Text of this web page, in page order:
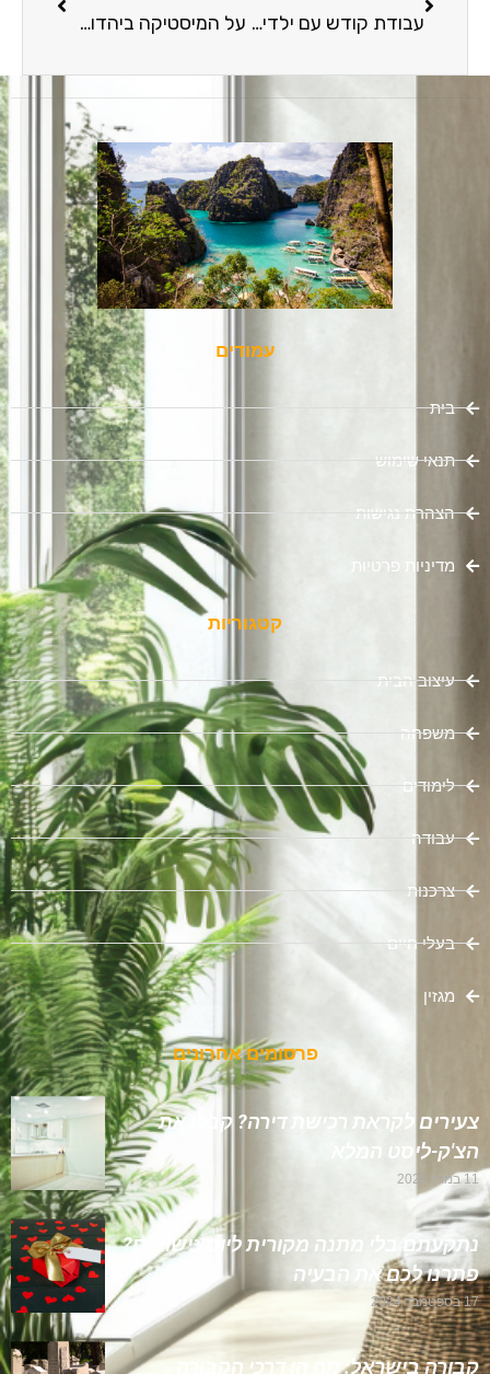
עבודת קודש עם ילדים בסיכון: כך פועלים רפי, משה ואיל אדרעי למען המטרה על המיסטיקה ביהדות: על השאלות הכי בוערות תקבלו תשובה באתר משיב כהלכה
עמודים
בית
תנאי שימוש
הצהרת נגישות
מדיניות פרטיות
קטגוריות
עיצוב הבית
משפחה
לימודים
עבודה
צרכנות
בעלי חיים
מגזין
פרסומים אחרונים
צעירים לקראת רכישת דירה? קבלו את
הצ'ק-ליסט המלא
11 במרץ 2020
נתקעתם בלי מתנה מקורית ליום נישואים?
פתרנו לכם את הבעיה
17 בספטמבר 2024
קבורה בישראל: מה הן דרכי הקבורה